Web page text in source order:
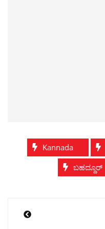
Kannada
ಬಹದ್ದೂರ್
Post